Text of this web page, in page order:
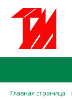
Главная страница